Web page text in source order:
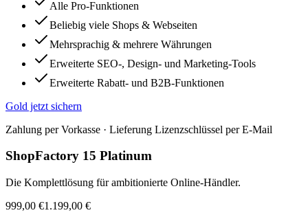
Alle Pro-Funktionen
Beliebig viele Shops & Webseiten
Mehrsprachig & mehrere Währungen
Erweiterte SEO-, Design- und Marketing-Tools
Erweiterte Rabatt- und B2B-Funktionen
Gold jetzt sichern
Zahlung per Vorkasse · Lieferung Lizenzschlüssel per E-Mail
ShopFactory 15 Platinum
Die Komplettlösung für ambitionierte Online-Händler.
999,00 €1.199,00 €